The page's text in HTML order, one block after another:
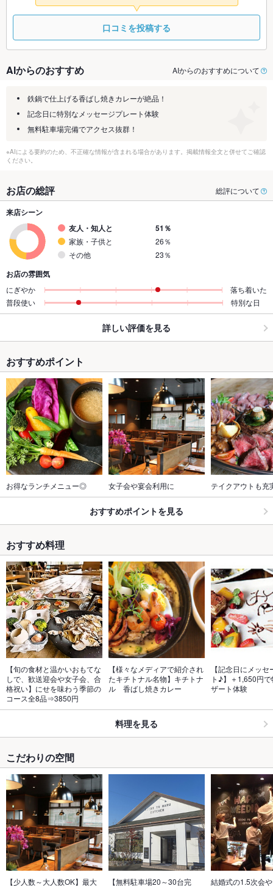
口コミを投稿する
AIからのおすすめ AIからのおすすめについて
鉄鍋で仕上げる香ばし焼きカレーが絶品！
記念日に特別なメッセージプレート体験
無料駐車場完備でアクセス抜群！
※AIによる要約のため、不正確な情報が含まれる場合があります。掲載情報全文と併せてご確認
ください。
お店の総評 総評について
来店シーン
友人・知人と
51％
家族・子供と
26％
その他
23％
お店の雰囲気
にぎやか
落ち着いた
普段使い
特別な日
詳しい評価を見る
おすすめポイント
お得なランチメニュー◎ 女子会や宴会利用に テイクアウトも充
おすすめポイントを見る
おすすめ料理
【旬の食材と温かいおもてな
しで、歓送迎会や女子会、合
格祝い】にせを味わう季節の
コース全8品⇒3850円
【様々なメディアで紹介され
たキチトナル名物】キチトナ
ル　香ばし焼きカレー
【記念日にメッ
ト♪】＋1,650円
ザート体験
料理を見る
こだわりの空間
【少人数～大人数OK】最大 【無料駐車場20～30台完 結婚式の1.5次会